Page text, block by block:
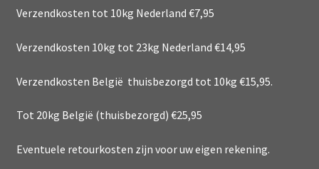
Verzendkosten tot 10kg Nederland €7,95
Verzendkosten 10kg tot 23kg Nederland €14,95
Verzendkosten België thuisbezorgd tot 10kg €15,95.
Tot 20kg België (thuisbezorgd) €25,95
Eventuele retourkosten zijn voor uw eigen rekening.